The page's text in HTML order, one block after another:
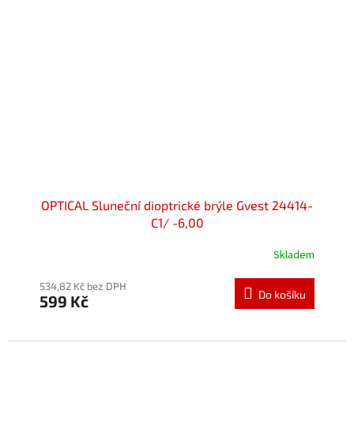
OPTICAL Sluneční dioptrické brýle Gvest 24414-
C1/ -6,00
Skladem
534,82 Kč bez DPH
599 Kč Do košíku